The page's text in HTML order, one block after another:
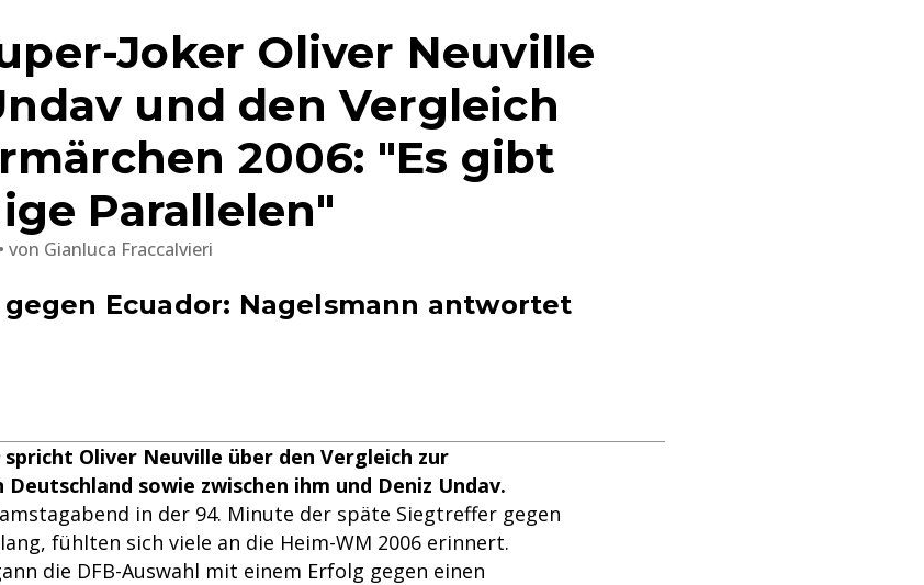
Joker Oliver Neuville
und den Vergleich
2006: "Es gibt
Parallelen"
von Gianluca Fraccalvieri
Ecuador: Nagelsmann antwortet
spricht Oliver Neuville über den Vergleich zur
sowie zwischen ihm und Deniz Undav.
in der 94. Minute der späte Siegtreffer gegen
fühlten sich viele an die Heim-WM 2006 erinnert.
die DFB-Auswahl mit einem Erfolg gegen einen